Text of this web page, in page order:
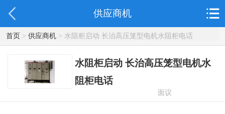
供应商机
首页> 供应商机> 水阻柜启动 长治高压笼型电机水阻柜电话
水阻柜启动 长治高压笼型电机水
阻柜电话
面议